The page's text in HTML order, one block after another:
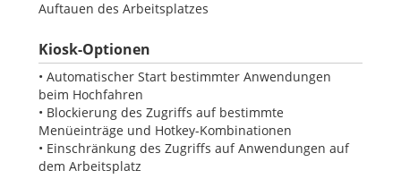
Auftauen des Arbeitsplatzes
Kiosk-Optionen
• Automatischer Start bestimmter Anwendungen
beim Hochfahren
• Blockierung des Zugriffs auf bestimmte
Menüeinträge und Hotkey-Kombinationen
• Einschränkung des Zugriffs auf Anwendungen auf
dem Arbeitsplatz